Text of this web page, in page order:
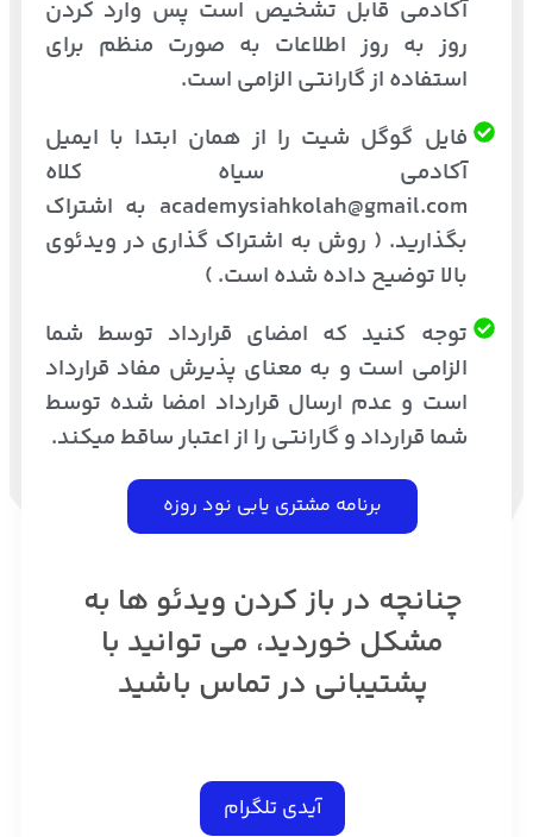
آکادمی قابل تشخیص است پس وارد کردن
روز به روز اطلاعات به صورت منظم برای
استفاده از گارانتی الزامی است.
فایل گوگل شیت را از همان ابتدا با ایمیل
آکادمی سیاه کلاه
academysiahkolah@gmail.com به اشتراک
بگذارید. ( روش به اشتراک گذاری در ویدئوی
بالا توضیح داده شده است. )
توجه کنید که امضای قرارداد توسط شما
الزامی است و به معنای پذیرش مفاد قرارداد
است و عدم ارسال قرارداد امضا شده توسط
شما قرارداد و گارانتی را از اعتبار ساقط میکند.
برنامه مشتری یابی نود روزه
چنانچه در باز کردن ویدئو ها به
مشکل خوردید، می توانید با
پشتیبانی در تماس باشید
آیدی تلگرام